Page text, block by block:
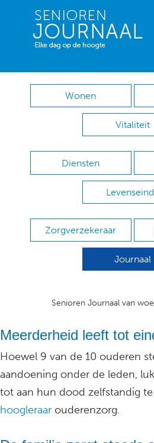
Wonen
Vitaliteit
Diensten
Zorgverzekeraar
Journaal
Senioren Journaal van
Meerderheid leeft tot
Hoewel 9 van de 10 ouderen
aandoening onder de leden,
tot aan hun dood zelfstandig
hoogleraar ouderenzorg.